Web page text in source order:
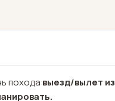
похода выезд/вылет из
.